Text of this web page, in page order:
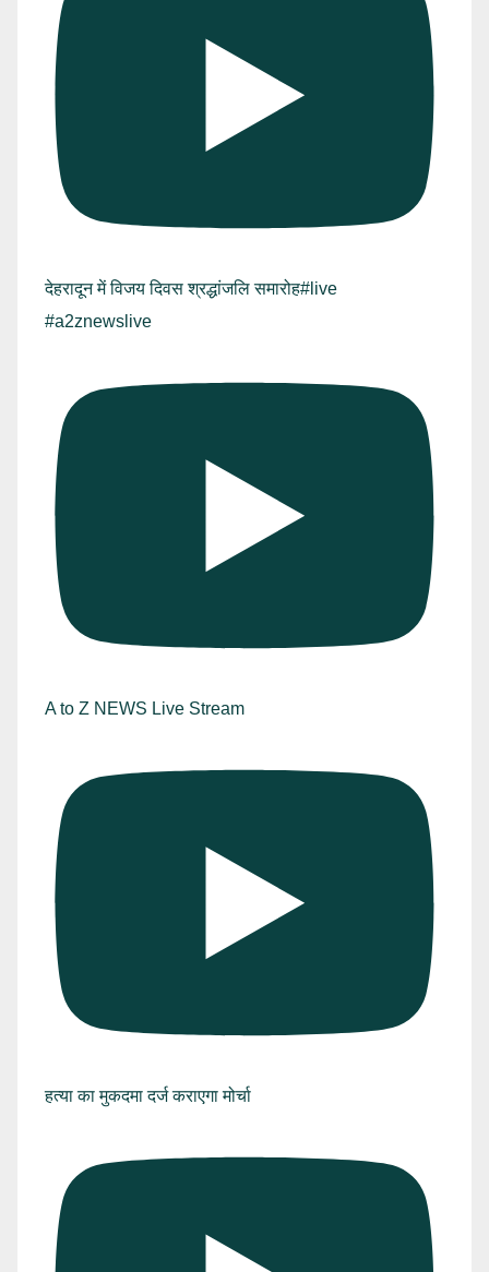
देहरादून में विजय दिवस श्रद्धांजलि समारोह#live
#a2znewslive
A to Z NEWS Live Stream
हत्या का मुकदमा दर्ज कराएगा मोर्चा